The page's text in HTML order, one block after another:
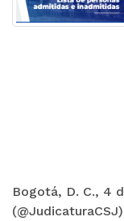
Bogotá, D. C., 4